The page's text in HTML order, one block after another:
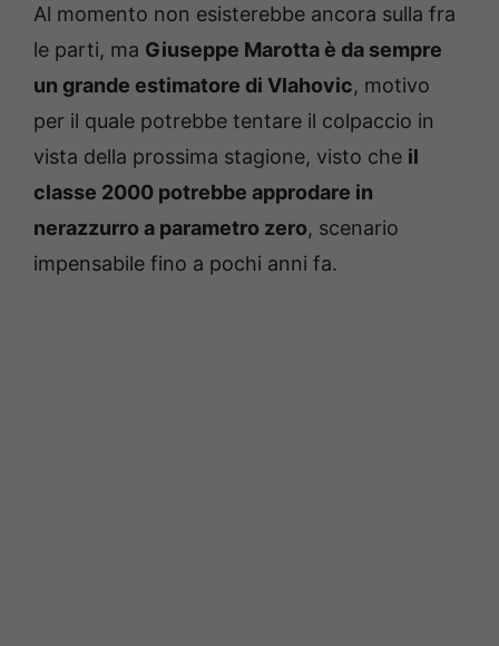
Al momento non esisterebbe ancora sulla fra
le parti, ma Giuseppe Marotta è da sempre
un grande estimatore di Vlahovic, motivo
per il quale potrebbe tentare il colpaccio in
vista della prossima stagione, visto che il
classe 2000 potrebbe approdare in
nerazzurro a parametro zero, scenario
impensabile fino a pochi anni fa.